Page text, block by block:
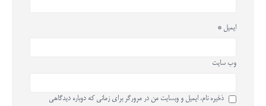
ایمیل *
وب‌ سایت
ذخیره نام، ایمیل و وبسایت من در مرورگر برای زمانی که دوباره دیدگاهی